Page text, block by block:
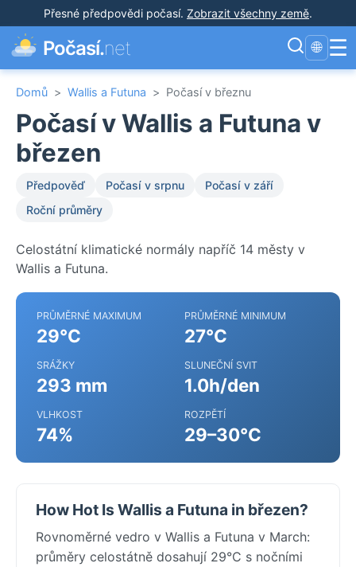
Přesné předpovědi počasí. Zobrazit všechny země.
Počasí.net 🌐 ☰
Domů > Wallis a Futuna > Počasí v březnu
Počasí v Wallis a Futuna v
březen
Předpověď Počasí v srpnu
Počasí v září
Roční průměry
Celostátní klimatické normály napříč 14 městy v
Wallis a Futuna.
PRŮMĚRNÉ MAXIMUM
29°C
PRŮMĚRNÉ MINIMUM
27°C
SRÁŽKY
293 mm
SLUNEČNÍ SVIT
1.0h/den
VLHKOST
74%
ROZPĚTÍ
29–30°C
How Hot Is Wallis a Futuna in březen?
Rovnoměrné vedro v Wallis a Futuna v March:
průměry celostátně dosahují 29°C s nočními